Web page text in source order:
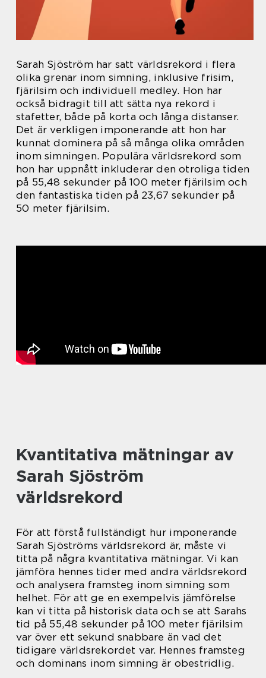
Sarah Sjöström har satt världsrekord i flera
olika grenar inom simning, inklusive frisim,
fjärilsim och individuell medley. Hon har
också bidragit till att sätta nya rekord i
stafetter, både på korta och långa distanser.
Det är verkligen imponerande att hon har
kunnat dominera på så många olika områden
inom simningen. Populära världsrekord som
hon har uppnått inkluderar den otroliga tiden
på 55,48 sekunder på 100 meter fjärilsim och
den fantastiska tiden på 23,67 sekunder på
50 meter fjärilsim.
Kvantitativa mätningar av
Sarah Sjöström
världsrekord
För att förstå fullständigt hur imponerande
Sarah Sjöströms världsrekord är, måste vi
titta på några kvantitativa mätningar. Vi kan
jämföra hennes tider med andra världsrekord
och analysera framsteg inom simning som
helhet. För att ge en exempelvis jämförelse
kan vi titta på historisk data och se att Sarahs
tid på 55,48 sekunder på 100 meter fjärilsim
var över ett sekund snabbare än vad det
tidigare världsrekordet var. Hennes framsteg
och dominans inom simning är obestridlig.